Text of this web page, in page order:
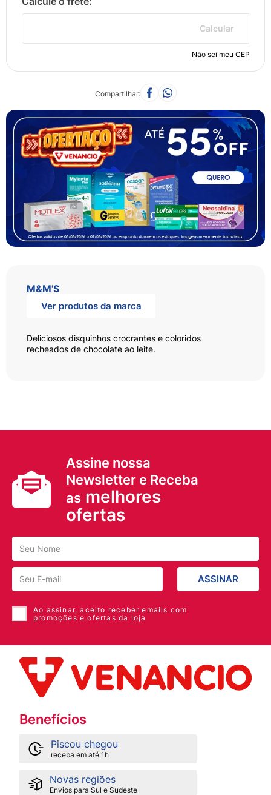
Não sei meu CEP
Calcular
Compartilhar
M&M'S
Ver produtos da marca
Deliciosos disquinhos crocrantes e coloridos
recheados de chocolate ao leite.
Assine nossa
Newsletter e Receba
as melhores
ofertas
ASSINAR
Ao assinar, aceito receber emails com
promoções e ofertas da loja
Benefícios
Piscou chegou
receba em até 1h
Novas regiões
Envios para Sul e Sudeste